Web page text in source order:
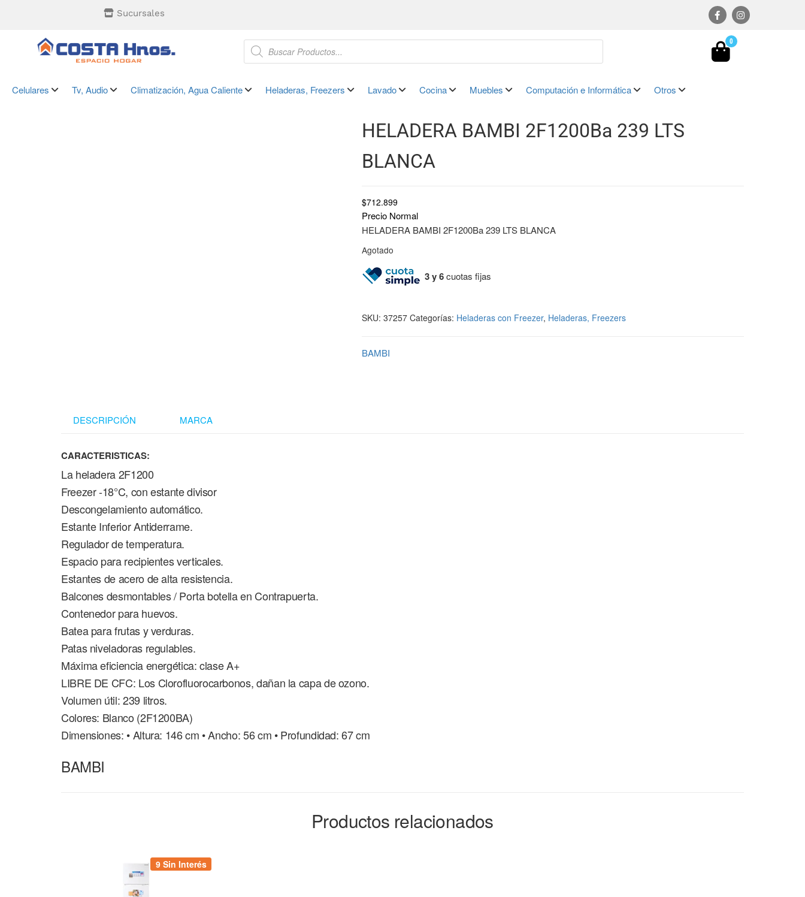
Sucursales
0
Celulares Tv, Audio Climatización, Agua Caliente Heladeras, Freezers Lavado Cocina Muebles Computación e Informática Otros
HELADERA BAMBI 2F1200Ba 239 LTS
BLANCA
$712.899
Precio Normal
HELADERA BAMBI 2F1200Ba 239 LTS BLANCA
Agotado
3 y 6cuotas fijas
SKU: 37257 Categorías: Heladeras con Freezer, Heladeras, Freezers
BAMBI
DESCRIPCIÓN MARCA
CARACTERISTICAS:
La heladera 2F1200
Freezer -18°C, con estante divisor
Descongelamiento automático.
Estante Inferior Antiderrame.
Regulador de temperatura.
Espacio para recipientes verticales.
Estantes de acero de alta resistencia.
Balcones desmontables / Porta botella en Contrapuerta.
Contenedor para huevos.
Batea para frutas y verduras.
Patas niveladoras regulables.
Máxima eficiencia energética: clase A+
LIBRE DE CFC: Los Clorofluorocarbonos, dañan la capa de ozono.
Volumen útil: 239 litros.
Colores: Blanco (2F1200BA)
Dimensiones: • Altura: 146 cm • Ancho: 56 cm • Profundidad: 67 cm
BAMBI
Productos relacionados
9 Sin Interés